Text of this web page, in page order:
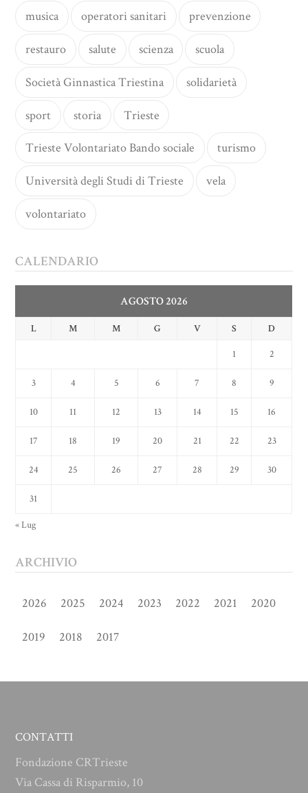
musica operatori sanitari prevenzione
restauro salute scienza scuola
Società Ginnastica Triestina solidarietà
sport storia Trieste
Trieste Volontariato Bando sociale turismo
Università degli Studi di Trieste vela
volontariato
CALENDARIO
AGOSTO 2026
L M M G V S D
1 2
3 4 5 6 7 8 9
10 11 12 13 14 15 16
17 18 19 20 21 22 23
24 25 26 27 28 29 30
31
« Lug
ARCHIVIO
2026 2025 2024 2023 2022 2021 2020
2019 2018 2017
CONTATTI
Fondazione CRTrieste
Via Cassa di Risparmio, 10